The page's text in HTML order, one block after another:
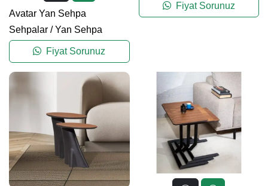
Avatar Yan Sehpa
Sehpalar /Yan Sehpa
Fiyat Sorunuz
Fiyat Sorunuz